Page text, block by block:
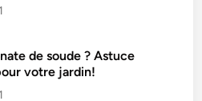
de soude ? Astuce
votre jardin!